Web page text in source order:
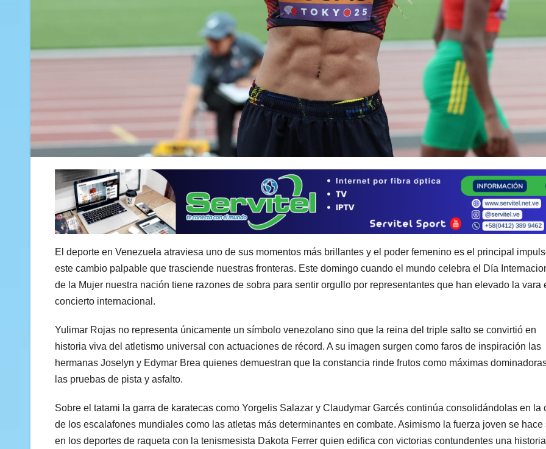
El deporte en Venezuela atraviesa uno de sus momentos más brillantes y el poder femenino es el principal
este cambio palpable que trasciende nuestras fronteras. Este domingo cuando el mundo celebra el Día
de la Mujer nuestra nación tiene razones de sobra para sentir orgullo por representantes que han elevado la vara
concierto internacional.
Yulimar Rojas no representa únicamente un símbolo venezolano sino que la reina del triple salto se convirtió en
historia viva del atletismo universal con actuaciones de récord. A su imagen surgen como faros de inspiración las
hermanas Joselyn y Edymar Brea quienes demuestran que la constancia rinde frutos como máximas
las pruebas de pista y asfalto.
Sobre el tatami la garra de karatecas como Yorgelis Salazar y Claudymar Garcés continúa consolidándolas en la
de los escalafones mundiales como las atletas más determinantes en combate. Asimismo la fuerza joven se hace
en los deportes de raqueta con la tenismesista Dakota Ferrer quien edifica con victorias contundentes una